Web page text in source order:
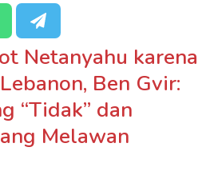
Netanyahu karena
Ben Gvir:
“Tidak” dan
Melawan